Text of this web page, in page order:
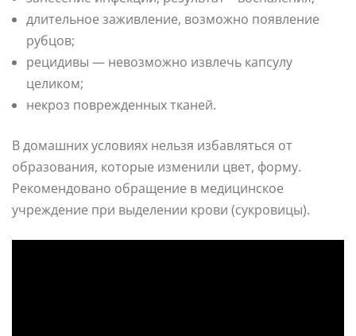
длительное заживление, возможно появление
рубцов;
рецидивы — невозможно извлечь капсулу
целиком;
некроз поврежденных тканей.
В домашних условиях нельзя избавляться от
образования, которые изменили цвет, форму.
Рекомендовано обращение в медицинское
учреждение при выделении крови (сукровицы).